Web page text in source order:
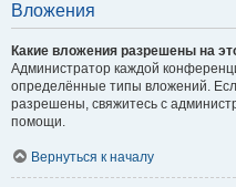
Вложения
Какие вложения разрешены на
Администратор каждой
определённые типы вложений.
разрешены, свяжитесь с
помощи.
Вернуться к началу